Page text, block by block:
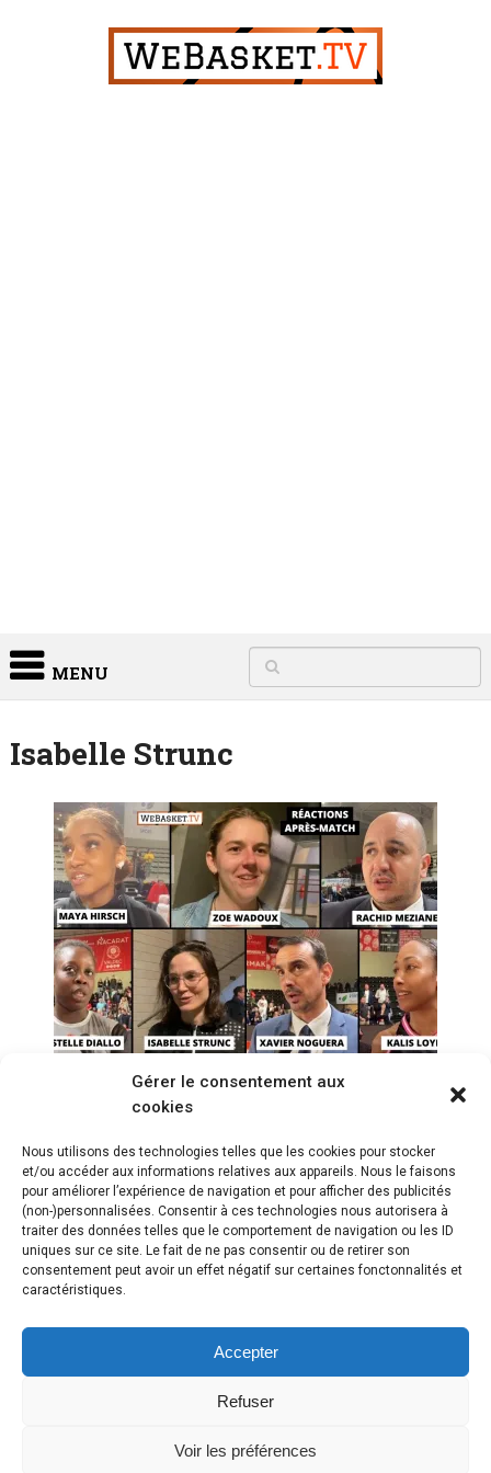
Gérer le consentement aux
cookies
Nous utilisons des technologies telles que les cookies pour stocker
et/ou accéder aux informations relatives aux appareils. Nous le faisons
pour améliorer l’expérience de navigation et pour afficher des publicités
(non-)personnalisées. Consentir à ces technologies nous autorisera à
traiter des données telles que le comportement de navigation ou les ID
uniques sur ce site. Le fait de ne pas consentir ou de retirer son
consentement peut avoir un effet négatif sur certaines fonctonnalités et
caractéristiques.
Accepter
Refuser
Voir les préférences
MENU
Isabelle Strunc
Réactions après ESBVA
(84-81) | LFB j21
Copyright © 2018 Webasket |